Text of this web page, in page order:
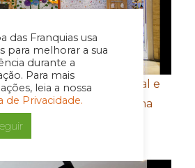
das Franquias usa
para melhorar a sua
durante a
Para mais
leia a nossa
de Privacidade.
presença internacional e
em Honduras de olho na
Central